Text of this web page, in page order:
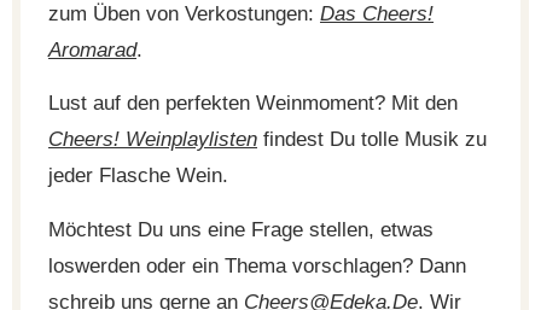
zum Üben von Verkostungen: Das Cheers!
Aromarad.
Lust auf den perfekten Weinmoment? Mit den
Cheers! Weinplaylisten findest Du tolle Musik zu
jeder Flasche Wein.
Möchtest Du uns eine Frage stellen, etwas
loswerden oder ein Thema vorschlagen? Dann
schreib uns gerne an Cheers@edeka.de. Wir